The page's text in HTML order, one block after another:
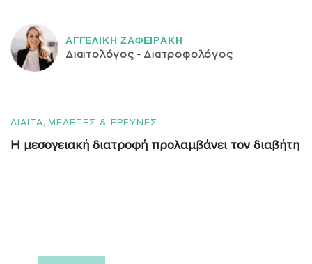
ΑΓΓΕΛΙΚH ΖΑΦΕΙΡAΚΗ
Διαιτολόγος - Διατροφολόγος
ΔΙΑΙΤΑ, ΜΕΛΕΤΕΣ & ΕΡΕΥΝΕΣ
Η μεσογειακή διατροφή προλαμβάνει τον διαβήτη